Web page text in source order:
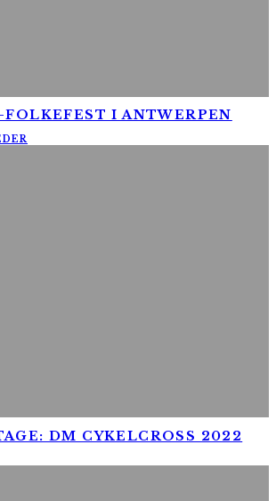
FOLKEFEST I ANTWERPEN
DM CYKELCROSS 2022